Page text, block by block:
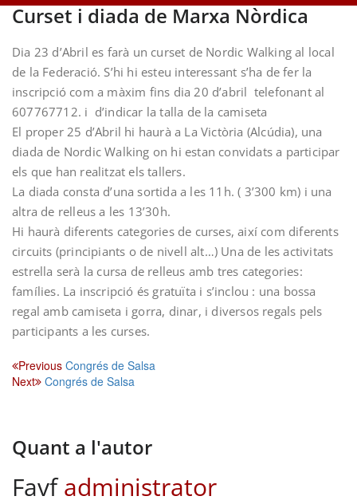
Curset i diada de Marxa Nòrdica
Dia 23 d’Abril es farà un curset de Nordic Walking al local
de la Federació. S’hi hi esteu interessant s’ha de fer la
inscripció com a màxim fins dia 20 d’abril telefonant al
607767712. i d’indicar la talla de la camiseta
El proper 25 d’Abril hi haurà a La Victòria (Alcúdia), una
diada de Nordic Walking on hi estan convidats a participar
els que han realitzat els tallers.
La diada consta d’una sortida a les 11h. ( 3’300 km) i una
altra de relleus a les 13’30h.
Hi haurà diferents categories de curses, així com diferents
circuits (principiants o de nivell alt…) Una de les activitats
estrella serà la cursa de relleus amb tres categories:
famílies. La inscripció és gratuïta i s’inclou : una bossa
regal amb camiseta i gorra, dinar, i diversos regals pels
participants a les curses.
Navegació
d'entrades
Previous Congrés de Salsa
Next Congrés de Salsa
Quant a l'autor
Favfadministrator